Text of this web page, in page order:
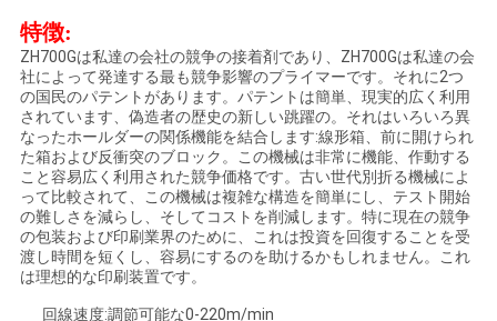
連
絡
し
な
さ
い
特徴:
ZH700Gは私達の会社の競争の接着剤であり、ZH700Gは私達の会
社によって発達する最も競争影響のプライマーです。それに2つ
の国民のパテントがあります。パテントは簡単、現実的広く利用
されています、偽造者の歴史の新しい跳躍の。それはいろいろ異
なったホールダーの関係機能を結合します:線形箱、前に開けられ
た箱および反衝突のブロック。この機械は非常に機能、作動する
こと容易広く利用された競争価格です。古い世代別折る機械によ
って比較されて、この機械は複雑な構造を簡単にし、テスト開始
の難しさを減らし、そしてコストを削減します。特に現在の競争
の包装および印刷業界のために、これは投資を回復することを受
渡し時間を短くし、容易にするのを助けるかもしれません。これ
は理想的な印刷装置です。
回線速度:調節可能な0-220m/min